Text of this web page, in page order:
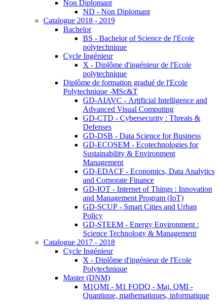
Non Diplomant
ND - Non Diplomant
Catalogue 2018 - 2019
Bachelor
BS - Bachelor of Science de l'Ecole
polytechnique
Cycle Ingénieur
X - Diplôme d'ingénieur de l'Ecole
polytechnique
Diplôme de formation gradué de l'Ecole
Polytechnique -MSc&T
GD-AIAVC - Artificial Intelligence and
Advanced Visual Computing
GD-CTD - Cybersecurity : Threats &
Defenses
GD-DSB - Data Science for Business
GD-ECOSEM - Ecotechnologies for
Sustainability & Environment
Management
GD-EDACF - Economics, Data Analytics
and Corporate Finance
GD-IOT - Internet of Things : Innovation
and Management Program (IoT)
GD-SCUP - Smart Cities and Urban
Policy
GD-STEEM - Energy Environment :
Science Technology & Management
Catalogue 2017 - 2018
Cycle Ingénieur
X - Diplôme d'ingénieur de l'Ecole
Polytechnique
Master (DNM)
M1QMI - M1 FODQ - Maj. QMI -
Quantique, mathematiques, informatique